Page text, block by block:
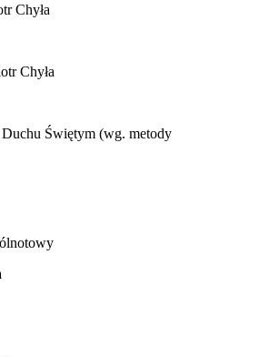
Chyła
Chyła
Świętym (wg. metody